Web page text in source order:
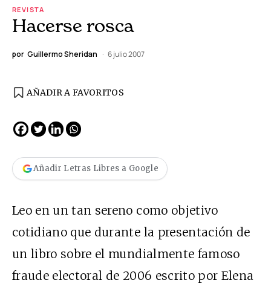
REVISTA
Hacerse rosca
por Guillermo Sheridan 6 julio 2007
AÑADIR A FAVORITOS
Añadir Letras Libres a Google
Leo en un tan sereno como objetivo
cotidiano que durante la presentación de
un libro sobre el mundialmente famoso
fraude electoral de 2006 escrito por Elena